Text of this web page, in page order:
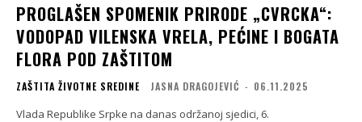
PROGLAŠEN SPOMENIK PRIRODE „CVRCKA“:
VODOPAD VILENSKA VRELA, PEĆINE I BOGATA
FLORA POD ZAŠTITOM
ZAŠTITA ŽIVOTNE SREDINE JASNA DRAGOJEVIĆ - 06.11.2025
Vlada Republike Srpke na danas održanoj sjedici, 6.